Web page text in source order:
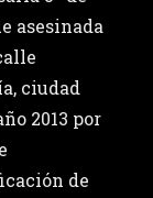
asesinada
ciudad
2013 por
de